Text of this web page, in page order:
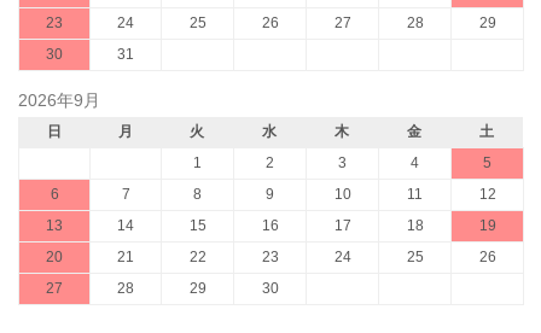
23 24 25 26 27 28
29
30
31
2026年9月
日 月 火 水 木 金
土
1
2 3 4
5
6
7 8 9 10 11
12
13
14 15 16 17 18
19
20
21 22 23 24 25
26
27
28 29 30